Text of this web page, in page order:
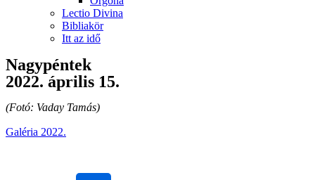
Lectio Divina
Bibliakör
Itt az idő
Nagypéntek
2022. április 15.
(Fotó: Vaday Tamás)
Galéria 2022.